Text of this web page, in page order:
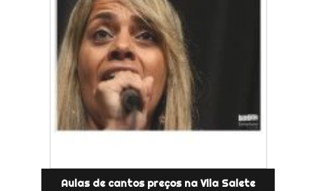
Aulas de cantos preços na Vila Salete